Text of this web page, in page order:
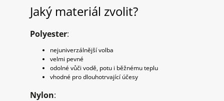
Jaký materiál zvolit?
Polyester:
nejuniverzálnější volba
velmi pevné
odolné vůči vodě, potu i běžnému teplu
vhodné pro dlouhotrvající účesy
Nylon: